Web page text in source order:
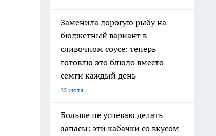
Заменила дорогую рыбу на
бюджетный вариант в
сливочном соусе: теперь
готовлю это блюдо вместо
семги каждый день
25 июля
Больше не успеваю делать
запасы: эти кабачки со вкусом